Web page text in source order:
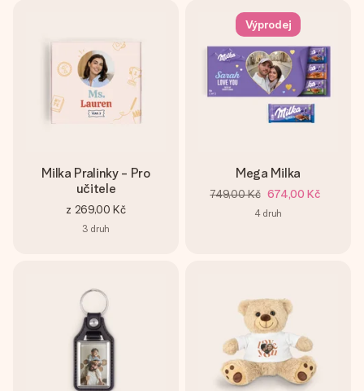
Milka Pralinky - Pro
učitele
z 269,00 Kč
3 druh
Výprodej
Mega Milka
749,00 Kč 674,00 Kč
4 druh